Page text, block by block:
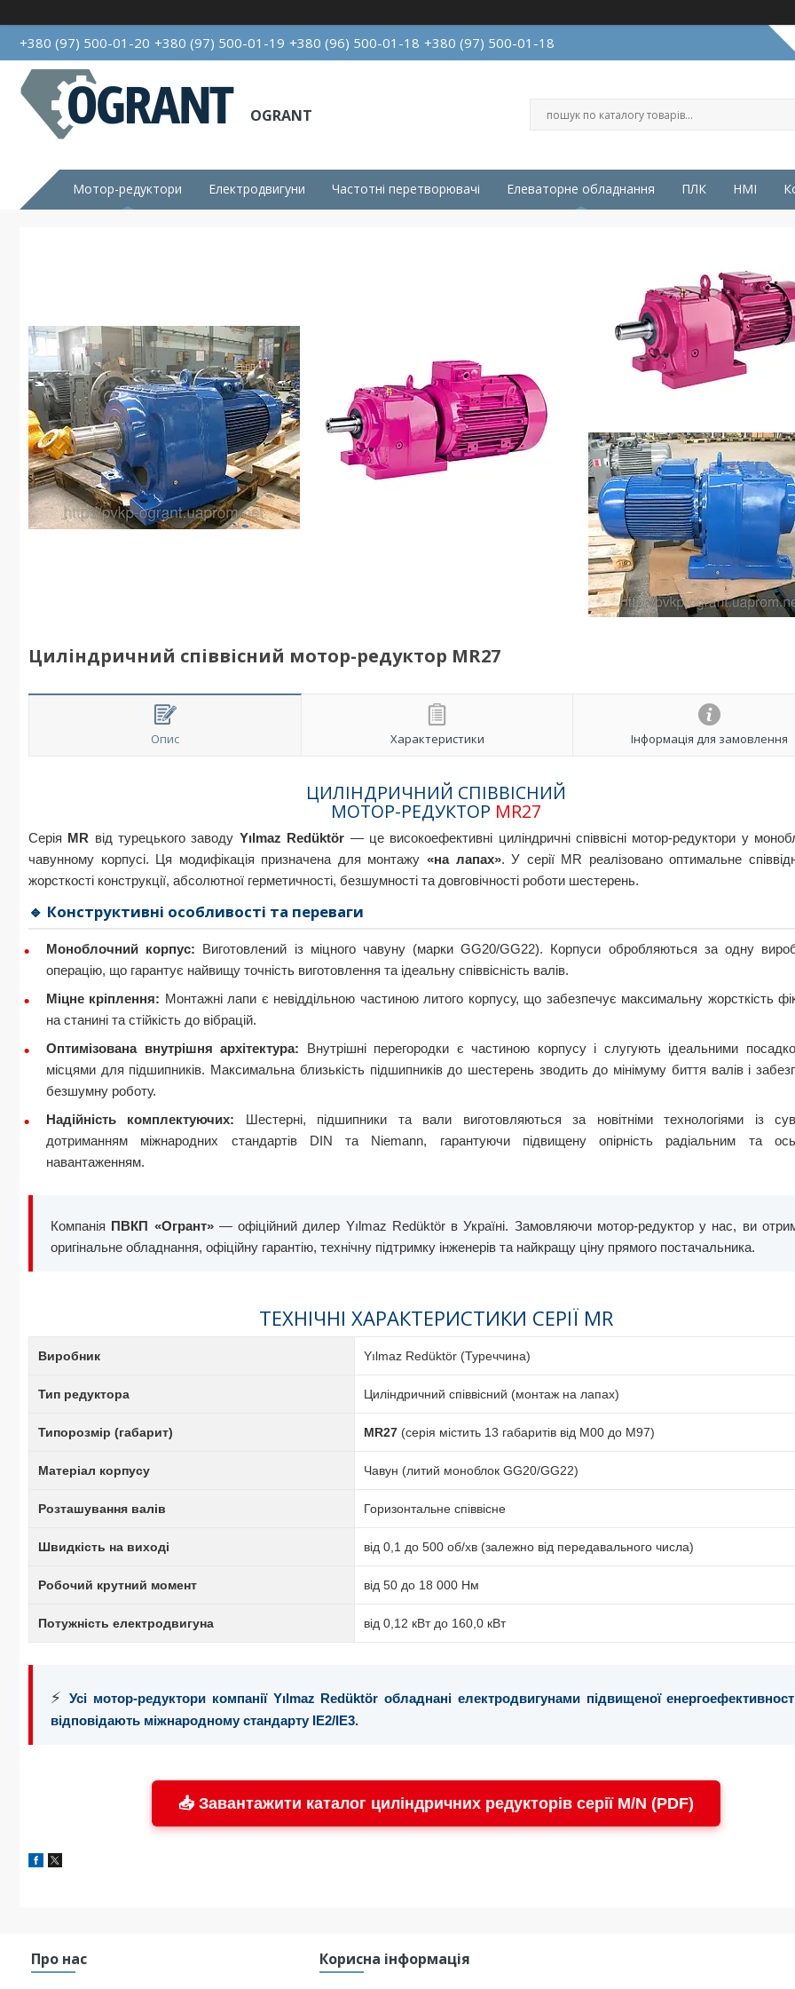
+380 (97) 500-01-20 +380 (97) 500-01-19 +380 (96) 500-01-18 +380 (97) 500-01-18
OGRANT
Мотор-редуктори Електродвигуни Частотні перетворювачі Елеваторне обладнання ПЛК HMI
Циліндричний співвісний мотор-редуктор MR27
Опис Характеристики Інформація для замовлення
ЦИЛІНДРИЧНИЙ СПІВВІСНИЙ
МОТОР-РЕДУКТОР MR27
Серія MR від турецького заводу Yılmaz Redüktör — це високоефективні циліндричні співвісні мотор-редуктори у
чавунному корпусі. Ця модифікація призначена для монтажу «на лапах». У серії MR реалізовано оптимальне
жорсткості конструкції, абсолютної герметичності, безшумності та довговічності роботи шестерень.
🔹 Конструктивні особливості та переваги
Моноблочний корпус: Виготовлений із міцного чавуну (марки GG20/GG22). Корпуси обробляються за одну
операцію, що гарантує найвищу точність виготовлення та ідеальну співвісність валів.
Міцне кріплення: Монтажні лапи є невіддільною частиною литого корпусу, що забезпечує максимальну жорсткість
на станині та стійкість до вібрацій.
Оптимізована внутрішня архітектура: Внутрішні перегородки є частиною корпусу і слугують ідеальними
місцями для підшипників. Максимальна близькість підшипників до шестерень зводить до мінімуму биття валів і
безшумну роботу.
Надійність комплектуючих: Шестерні, підшипники та вали виготовляються за новітніми технологіями із
дотриманням міжнародних стандартів DIN та Niemann, гарантуючи підвищену опірність радіальним та
навантаженням.
Компанія ПВКП «Огрант»— офіційний дилер Yılmaz Redüktör в Україні. Замовляючи мотор-редуктор у нас, ви
оригінальне обладнання, офіційну гарантію, технічну підтримку інженерів та найкращу ціну прямого постачальника.
ТЕХНІЧНІ ХАРАКТЕРИСТИКИ СЕРІЇ MR
Виробник Yılmaz Redüktör (Туреччина)
Тип редуктора Циліндричний співвісний (монтаж на лапах)
Типорозмір (габарит) MR27 (серія містить 13 габаритів від M00 до M97)
Матеріал корпусу Чавун (литий моноблок GG20/GG22)
Розташування валів Горизонтальне співвісне
Швидкість на виході від 0,1 до 500 об/хв (залежно від передавального числа)
Робочий крутний момент від 50 до 18 000 Нм
Потужність електродвигуна від 0,12 кВт до 160,0 кВт
⚡
Усі мотор-редуктори компанії Yılmaz Redüktör обладнані електродвигунами підвищеної
відповідають міжнародному стандарту IE2/IE3.
📥 Завантажити каталог циліндричних редукторів серії M/N (PDF)
Про нас Корисна інформація